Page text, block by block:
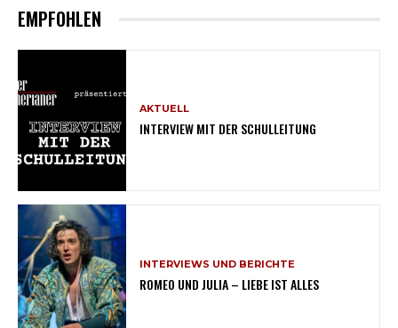
EMPFOHLEN
AKTUELL
INTERVIEW MIT DER SCHULLEITUNG
INTERVIEWS UND BERICHTE
ROMEO UND JULIA – LIEBE IST ALLES